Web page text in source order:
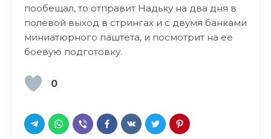
пообещал, то отправит Надьку на два дня в
полевой выход в стрингах и с двумя банками
миниатюрного паштета, и посмотрит на ее
боевую подготовку.
0